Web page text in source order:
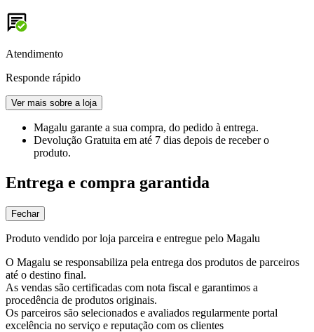
Atendimento
Responde rápido
Ver mais sobre a loja
Magalu garante a sua compra, do pedido à entrega.
Devolução Gratuita em até 7 dias depois de receber o
produto.
Entrega e compra garantida
Fechar
Produto vendido por loja parceira e entregue pelo Magalu
O Magalu se responsabiliza pela entrega dos produtos de parceiros
até o destino final.
As vendas são certificadas com nota fiscal e garantimos a
procedência de produtos originais.
Os parceiros são selecionados e avaliados regularmente portal
excelência no serviço e reputação com os clientes